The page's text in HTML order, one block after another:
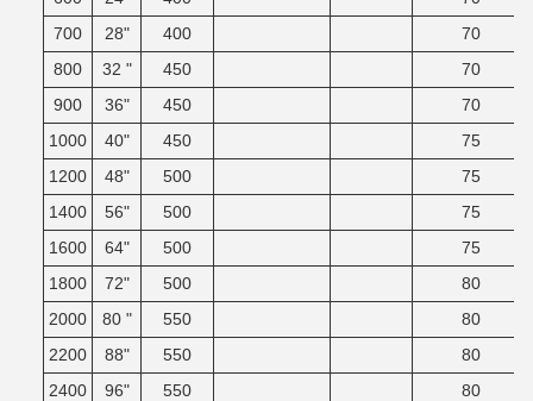
700
28" 400
70
800
32 " 450
70
900
36" 450
70
1000
40" 450
75
1200
48" 500
75
1400
56" 500
75
1600
64" 500
75
1800
72" 500
80
2000
80 " 550
80
2200
88" 550
80
2400
96" 550 80